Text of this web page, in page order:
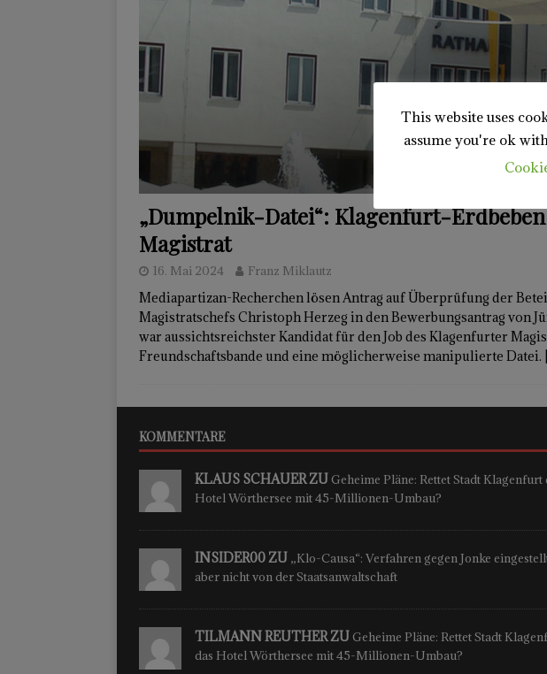
„Dumpelnik-Datei“: Klagenfurt-
Magistrat
16. Mai 2024 Franz Miklautz
Mediapartizan-Recherchen lösen Antrag auf Überprüfung der
Magistratschefs Christoph Herzeg in den Bewerbungsantrag von
war aussichtsreichster Kandidat für den Job des Klagenfurter
Freundschaftsbande und eine möglicherweise manipulierte Datei.
KOMMENTARE
KLAUS SCHAUER ZUGeheime Pläne: Rettet Stadt Klagenfurt
Hotel Wörthersee mit 45-Millionen-Umbau?
INSIDER00 ZU „Klo-Causa“: Verfahren gegen Jonke
aber nicht von der Staatsanwaltschaft
TILMANN REUTHER ZUGeheime Pläne: Rettet Stadt
das Hotel Wörthersee mit 45-Millionen-Umbau?
This website uses
assume you're ok